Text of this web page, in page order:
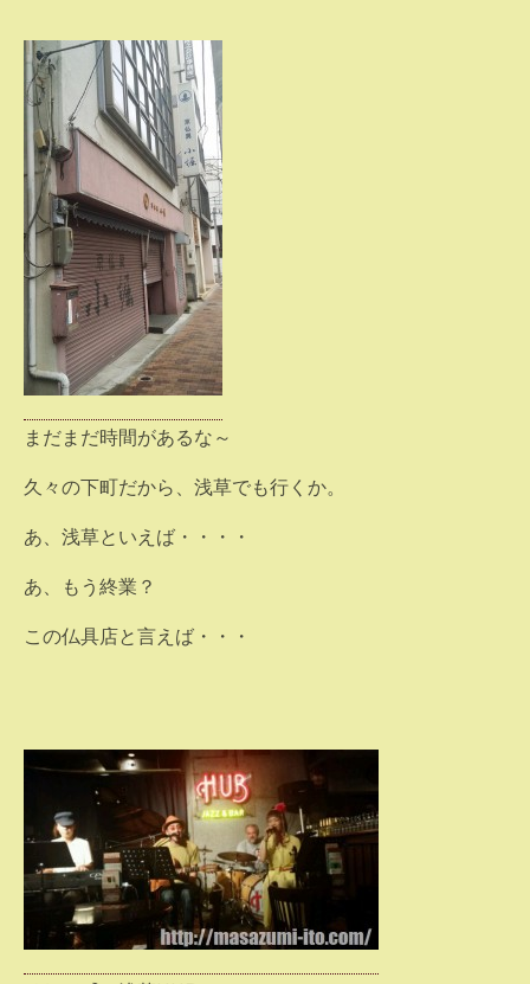
まだまだ時間があるな～
久々の下町だから、浅草でも行くか。
あ、浅草といえば・・・・
あ、もう終業？
この仏具店と言えば・・・